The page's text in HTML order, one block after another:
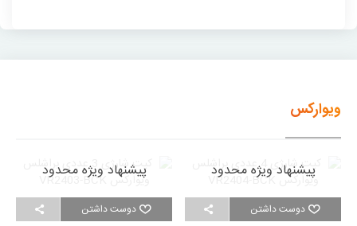
ویوارکس
دوست داشتن
پیشنهاد ویژه محدود
دوست داشتن
پیشنهاد ویژه محدود